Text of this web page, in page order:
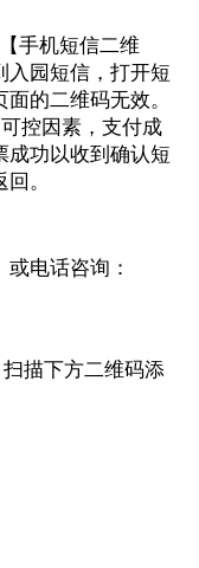
手机短信二维
入园短信，打开短
的二维码无效。
控因素，支付成
成功以收到确认短
。
或电话咨询：
描下方二维码添